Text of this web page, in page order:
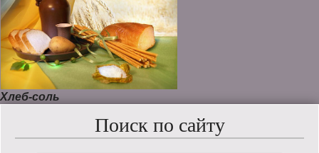
Хлеб-соль
Поиск по сайту